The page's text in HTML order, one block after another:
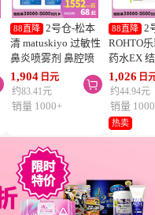
88直降 2号仓-松本
清 matuskiyo 过敏性
鼻炎喷雾剂 鼻腔喷
雾 缓解鼻塞流涕
30ml【第2类医药
品】 3个装
1,904 日元
约83.41元

销量 1000+
88直降
2
ROHTO
药水EX
药水
【第2类
【寒冷地
冻结】
1,026 日
约44.94元
销量
热卖